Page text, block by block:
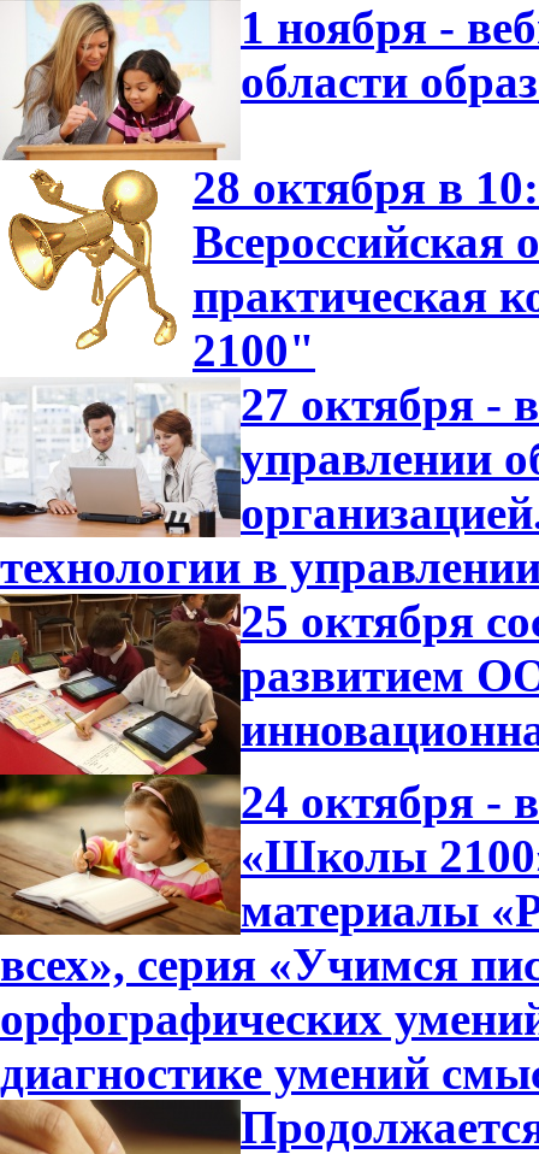
1 ноября -
области
28 октября в
Всероссийская
практическая
2100"
27 октября -
управлении
технологии в
25 октября
развитием
24 октября -
«Школы
материалы
всех», серия «Учимся
орфографических
диагностике умений